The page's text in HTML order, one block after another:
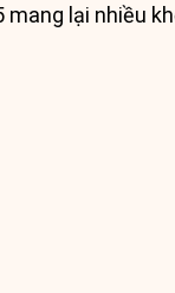
lại nhiều